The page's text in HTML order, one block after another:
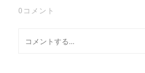
0 コメント